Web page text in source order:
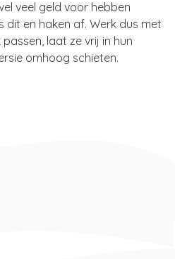
veel geld voor hebben
dit en haken af. Werk dus met
laat ze vrij in hun
omhoog schieten.